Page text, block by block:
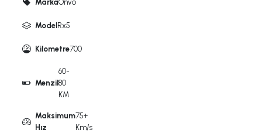
MarkaOnvo
Model Rx5
Kilometre700
Menzil
60-
80
KM
Maksimum
Hız
75+
Km/s